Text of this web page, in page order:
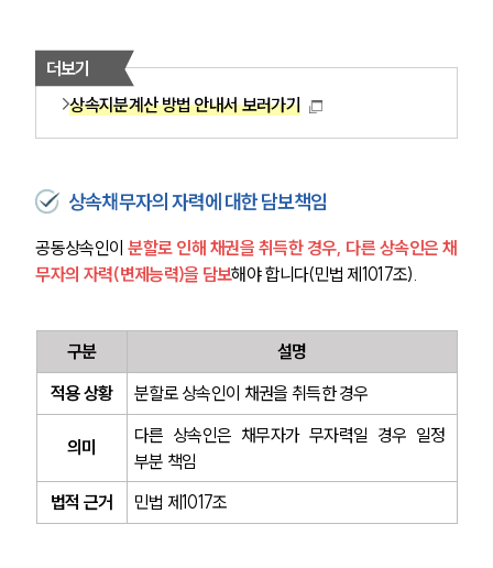
더보기
상속지분계산 방법 안내서 보러가기
상속채무자의 자력에 대한 담보책임
공동상속인이 분할로 인해 채권을 취득한 경우, 다른 상속인은 채
무자의 자력(변제능력)을 담보해야 합니다(민법 제1017조).
구분
설명
적용 상황
분할로 상속인이 채권을 취득한 경우
의미
다른 상속인은 채무자가 무자력일 경우 일정
부분 책임
법적 근거
민법 제1017조